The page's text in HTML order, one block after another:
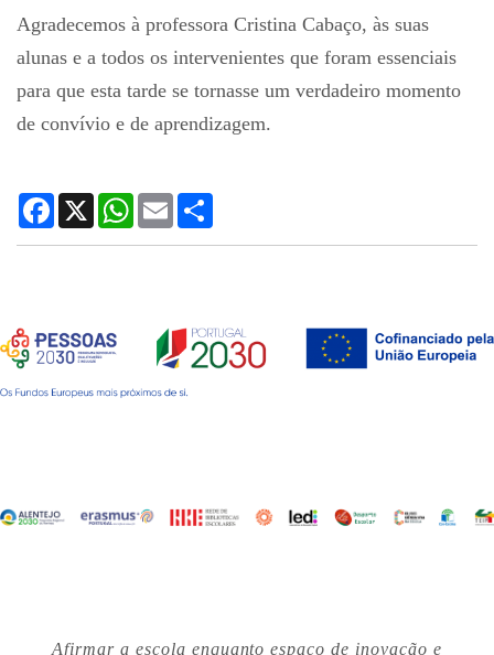
Agradecemos à professora Cristina Cabaço, às suas
alunas e a todos os intervenientes que foram essenciais
para que esta tarde se tornasse um verdadeiro momento
de convívio e de aprendizagem.
Facebook
X WhatsApp
Email
Afirmar a escola enquanto espaço de inovação e